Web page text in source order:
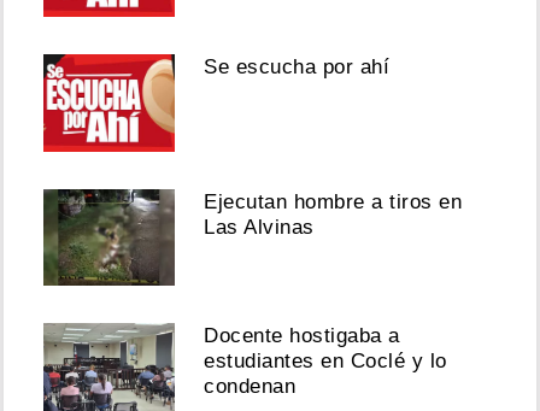
Se escucha por ahí
Ejecutan hombre a tiros en
Las Alvinas
Docente hostigaba a
estudiantes en Coclé y lo
condenan